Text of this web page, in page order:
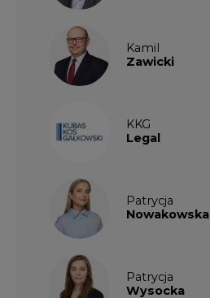
Kamil
Zawicki
KKG
Legal
Patrycja
Nowakowska
Patrycja
Wysocka